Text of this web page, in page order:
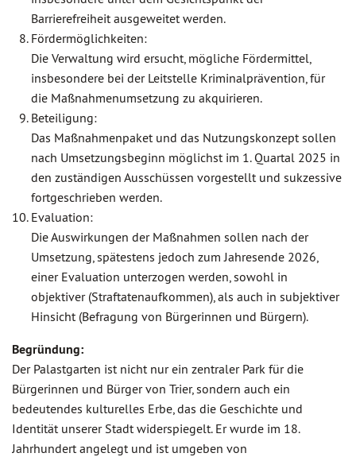
Barrierefreiheit ausgeweitet werden.
Fördermöglichkeiten:
Die Verwaltung wird ersucht, mögliche Fördermittel,
insbesondere bei der Leitstelle Kriminalprävention, für
die Maßnahmenumsetzung zu akquirieren.
Beteiligung:
Das Maßnahmenpaket und das Nutzungskonzept sollen
nach Umsetzungsbeginn möglichst im 1. Quartal 2025 in
den zuständigen Ausschüssen vorgestellt und sukzessive
fortgeschrieben werden.
Evaluation:
Die Auswirkungen der Maßnahmen sollen nach der
Umsetzung, spätestens jedoch zum Jahresende 2026,
einer Evaluation unterzogen werden, sowohl in
objektiver (Straftatenaufkommen), als auch in subjektiver
Hinsicht (Befragung von Bürgerinnen und Bürgern).
Begründung:
Der Palastgarten ist nicht nur ein zentraler Park für die
Bürgerinnen und Bürger von Trier, sondern auch ein
bedeutendes kulturelles Erbe, das die Geschichte und
Identität unserer Stadt widerspiegelt. Er wurde im 18.
Jahrhundert angelegt und ist umgeben von